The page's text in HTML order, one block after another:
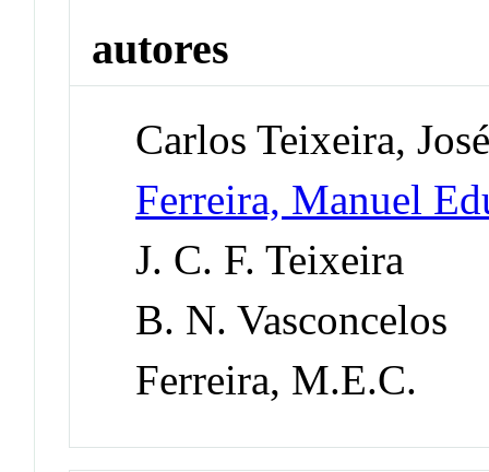
autores
Carlos Teixeira,
Ferreira, Manuel
J. C. F. Teixeira
B. N. Vasconcelos
Ferreira, M.E.C.